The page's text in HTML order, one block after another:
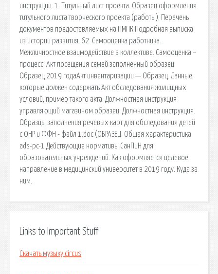
инструкции. 1. Титульный лист проекта. Образец оформления
титульного листа творческого проекта (работы). Перечень
документов предоставляемых на ПМПК Подробная выписка
из истории развития. 62. Самооценка работника.
Межличностное взаимодействие в коллективе. Самооценка –
процесс. Акт посещения семей заполненный образец.
Образец 2019 годаАкт инвентаризации — Образец. Данные,
которые должен содержать Акт обследования жилищных
условий, пример такого акта. Должностная инструкция
управляющий магазином образец. Должностная инструкция.
Образцы заполнения речевых карт для обследования детей
с ОНР и ФФН - файл 1.doc (ОБРАЗЕЦ. Общая характеристика
ads-pc-1 Действующие нормативы СанПиН для
образовательных учреждений. Как оформляется целевое
направление в медицинский университет в 2019 году. Куда за
ним.
Links to Important Stuff
Скачать музыку circus